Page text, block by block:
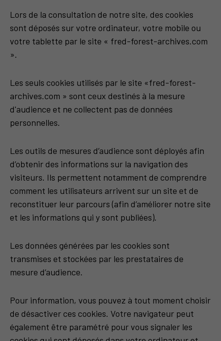
Lors de la consultation de notre site, des cookies
sont déposés sur votre ordinateur, votre mobile ou
votre tablette par le site « fred-forest-archives.com
».
Les seuls cookies utilisés par le site «fred-forest-
archives.com » sont ceux destinés à la mesure
d'audience et ne collectent pas de données
personnelles.
Les outils de mesures d’audience sont déployés afin
d’obtenir des informations sur la navigation des
visiteurs. Ils permettent notamment de comprendre
comment les utilisateurs arrivent sur un site et de
reconstituer leur parcours (afin d’améliorer notre site
et les informations qui y sont publiées).
Les données générées par les cookies sont
transmises et stockées par les prestataires de
mesure d’audience.
Pour information, vous pouvez à tout moment choisir
de désactiver ces cookies. Votre navigateur peut
également être paramétré pour vous signaler les